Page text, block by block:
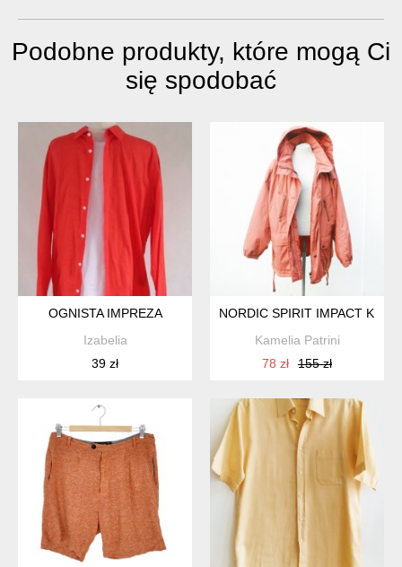
Podobne produkty, które mogą Ci
się spodobać
OGNISTA IMPREZA
Izabelia
39 zł
NORDIC SPIRIT IMPACT
Kamelia Patrini
78 zł
155 zł